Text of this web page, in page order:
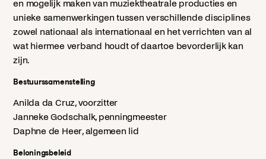
en mogelijk maken van muziektheatrale producties en
unieke samenwerkingen tussen verschillende disciplines
zowel nationaal als internationaal en het verrichten van al
wat hiermee verband houdt of daartoe bevorderlijk kan
zijn.
Bestuurssamenstelling
Anilda da Cruz, voorzitter
Janneke Godschalk, penningmeester
Daphne de Heer, algemeen lid
Beloningsbeleid